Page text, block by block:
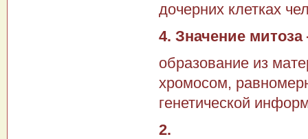
дочерних клетках
4. Значение
образо­вание из
хромосом,
генетической
2.